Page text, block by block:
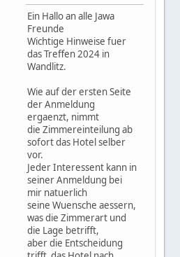
Ein Hallo an alle Jawa
Freunde
Wichtige Hinweise fuer
das Treffen 2024 in
Wandlitz.
Wie auf der ersten Seite
der Anmeldung
ergaenzt, nimmt
die Zimmereinteilung ab
sofort das Hotel selber
vor.
Jeder Interessent kann in
seiner Anmeldung bei
mir natuerlich
seine Wuensche aessern,
was die Zimmerart und
die Lage betrifft,
aber die Entscheidung